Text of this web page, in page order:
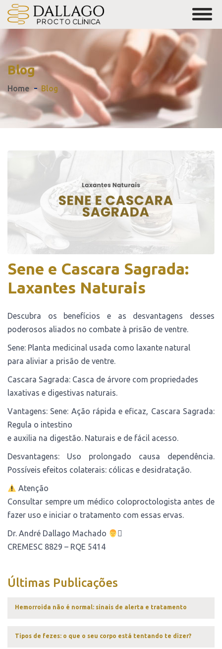
Blog
Home Blog
Sene e Cascara Sagrada:
Laxantes Naturais
Descubra os benefícios e as desvantagens desses
poderosos aliados no combate à prisão de ventre.
Sene: Planta medicinal usada como laxante natural
para aliviar a prisão de ventre.
Cascara Sagrada: Casca de árvore com propriedades
laxativas e digestivas naturais.
Vantagens: Sene: Ação rápida e eficaz, Cascara Sagrada:
Regula o intestino
e auxilia na digestão. Naturais e de fácil acesso.
Desvantagens: Uso prolongado causa dependência.
Possíveis efeitos colaterais: cólicas e desidratação.
Atenção
Consultar sempre um médico coloproctologista antes de
fazer uso e iniciar o tratamento com essas ervas.
Dr. André Dallago Machado
‍⚕
CREMESC 8829 – RQE 5414
Últimas Publicações
Hemorroida não é normal: sinais de alerta e tratamento
Tipos de fezes: o que o seu corpo está tentando te dizer?